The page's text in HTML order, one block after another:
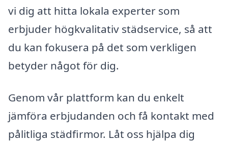
vi dig att hitta lokala experter som
erbjuder högkvalitativ städservice, så att
du kan fokusera på det som verkligen
betyder något för dig.
Genom vår plattform kan du enkelt
jämföra erbjudanden och få kontakt med
pålitliga städfirmor. Låt oss hjälpa dig